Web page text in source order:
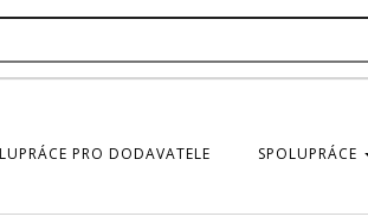
PRO DODAVATELE SPOLUPRÁCE